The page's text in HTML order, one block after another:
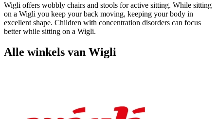
Wigli offers wobbly chairs and stools for active sitting. While sitting
on a Wigli you keep your back moving, keeping your body in
excellent shape. Children with concentration disorders can focus
better while sitting on a Wigli.
Alle winkels van Wigli